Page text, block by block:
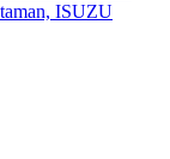
ISUZU